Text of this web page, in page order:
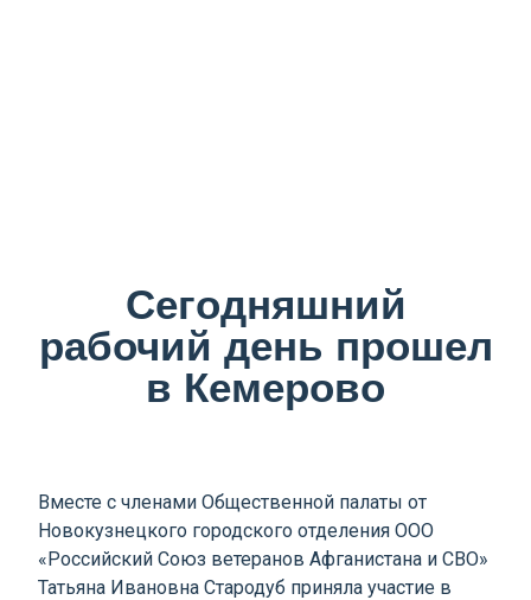
Сегодняшний
рабочий день прошел
в Кемерово
Вместе с членами Общественной палаты от
Новокузнецкого городского отделения ООО
«Российский Союз ветеранов Афганистана и СВО»
Татьяна Ивановна Стародуб приняла участие в